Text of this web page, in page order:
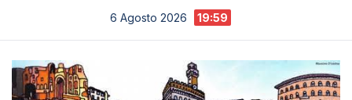
contenuto
6 Agosto 2026 19:59